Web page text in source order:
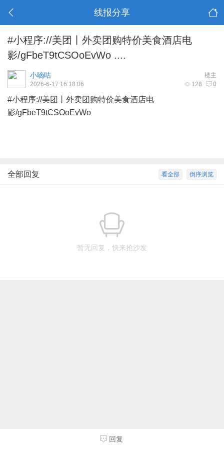
线报分享
#小程序://美团丨外卖团购特价美食酒店电
影/gFbeT9tCSOoEvWo ....
楼主
小嘀咕
128 0
2026-6-17 16:18:06
#小程序://美团丨外卖团购特价美食酒店电
影/gFbeT9tCSOoEvWo
倒序浏览
看全部
全部回复
暂无回复，快来抢沙发
回复